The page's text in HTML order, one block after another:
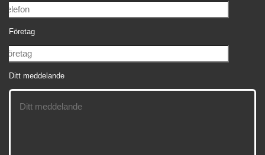
Företag
Ditt meddelande